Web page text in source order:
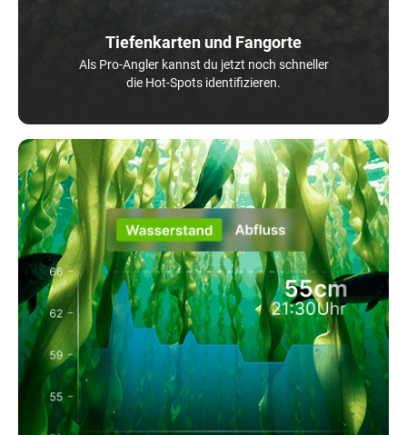
Tiefenkarten und Fangorte
Als Pro-Angler kannst du jetzt noch schneller
die Hot-Spots identifizieren.